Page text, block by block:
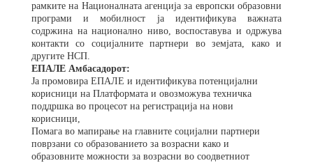
рамките на Националната агенција за европски образовни
програми и мобилност ја идентификува важната
содржина на национално ниво, воспоставува и одржува
контакти со социјалните партнери во земјата, како и
другите НСП.
ЕПАЛЕ Амбасадорот:
Ја промовира ЕПАЛЕ и идентификува потенцијални
корисници на Платформата и овозможува техничка
поддршка во процесот на регистрација на нови
корисници,
Помага во мапирање на главните социјални партнери
поврзани со образованието за возрасни како и
образовните можности за возрасни во соодветниот